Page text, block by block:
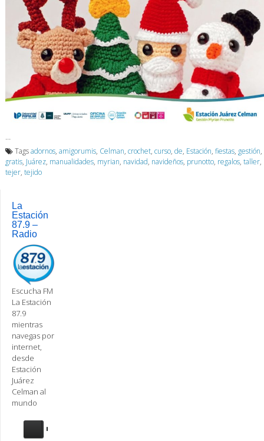
…
Tagsadornos, amigorumis, Celman, crochet, curso, de, Estación, fiestas, gestión,
gratis, Juárez, manualidades, myrian, navidad, navideños, prunotto, regalos, taller,
tejer, tejido
La
Estación
87.9 –
Radio
Escucha FM
La Estación
87.9
mientras
navegas por
internet,
desde
Estación
Juárez
Celman al
mundo